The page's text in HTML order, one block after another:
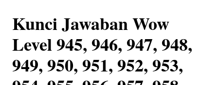
Kunci Jawaban Wow
Level 945, 946, 947, 948,
949, 950, 951, 952, 953,